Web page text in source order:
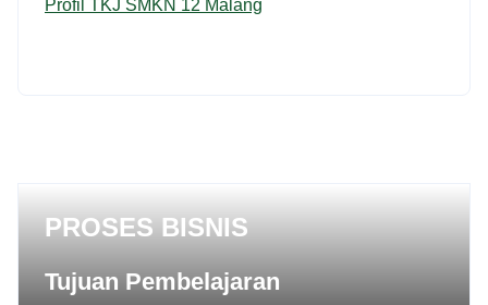
jaringan, serta keamanan jaringan.
Profil TKJ SMKN 12 Malang
PROSES BISNIS
Tujuan Pembelajaran